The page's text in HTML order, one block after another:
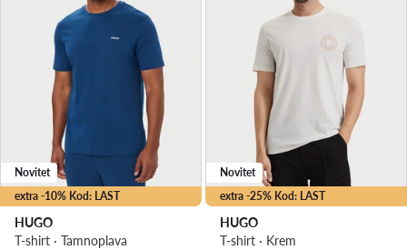
extra -10% Kod: LAST
Novitet
HUGO
T-shirt · Tamnoplava
extra -25% Kod: LAST
Novitet
HUGO
T-shirt · Krem